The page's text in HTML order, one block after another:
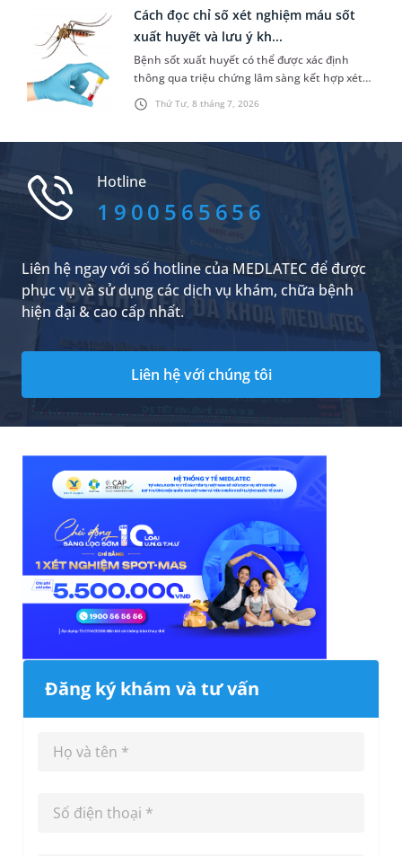
cười xét nghiệm máu có ra không”. Dưới đây là
thông tin chi tiết giúp bạn trả lời câu hỏi này.
Thứ Tư, 8 tháng 7, 2026
Cách đọc chỉ số xét nghiệm máu sốt
xuất huyết và lưu ý kh...
Bệnh sốt xuất huyết có thể được xác định
thông qua triệu chứng lâm sàng kết hợp xét
nghiệm máu. Nhưng nắm được cách đọc chỉ số
xét nghiệm máu sốt xuất huyết không hề đơn
Hotline
1900565656
Liên hệ ngay với số hotline của MEDLATEC để được
phục vụ và sử dụng các dịch vụ khám, chữa bệnh
hiện đại & cao cấp nhất.
Liên hệ với chúng tôi
Đăng ký khám và tư vấn